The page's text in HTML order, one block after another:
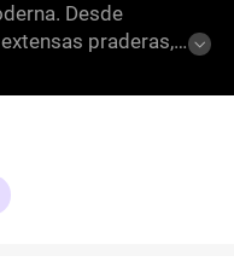
Desde
praderas,
criaturas
efectos visuales
explora los
los habitantes
los ecosistemas.